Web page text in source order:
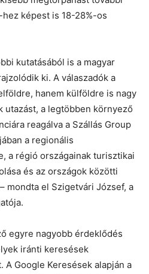
képest is 18-28%-os
kutatásából is a magyar
ki. A válaszadók a
hanem külföldre is nagy
utazást, a legtöbben környező
reagálva a Szállás Group
a regionális
a régió országainak turisztikai
és az országok közötti
mondta el Szigetvári József, a
egyre nagyobb érdeklődés
iránti keresések
Google Keresések alapján a